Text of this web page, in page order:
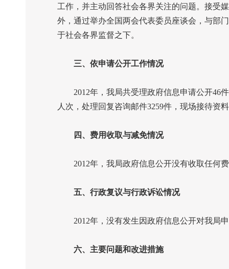
工作，并主动回答社会各界关注的问题。接受
外，通过举办全国两会代表委员座谈会，与部
于社会各界监督之下。
三、依申请公开工作情况
2012年，我局共受理政府信息申请公开46
人次，处理回复咨询邮件3259件，现场接待资
四、费用收取与减免情况
2012年，我局政府信息公开没有收取任何
五、行政复议与行政诉讼情况
2012年，没有发生因政府信息公开对我局
六、主要问题和改进措施